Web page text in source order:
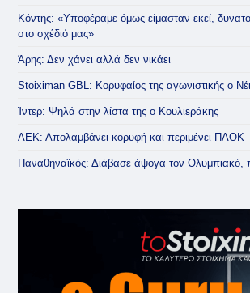
Κόντης: «Υποφέραμε όμως είμασταν εκεί,
στο σχέδιό μας»
Άρης: Δεν χάνει αλλά δεν νικάει
Stoiximan GBL: Κορυφαίος της αγωνιστικής ο
Ίντερ: Ψηλά στην λίστα της ο Κουλιεράκης
ΑΕΚ: Απολαμβάνει κορυφή και περιμένει ΠΑΟΚ
Παναθηναϊκός: Διάβασε άψογα τον Ολυμπιακό,